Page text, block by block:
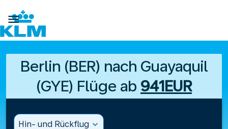

Berlin (BER) nach Guayaquil
(GYE) Flüge ab 941EUR
Hin- und Rückflug expand_more